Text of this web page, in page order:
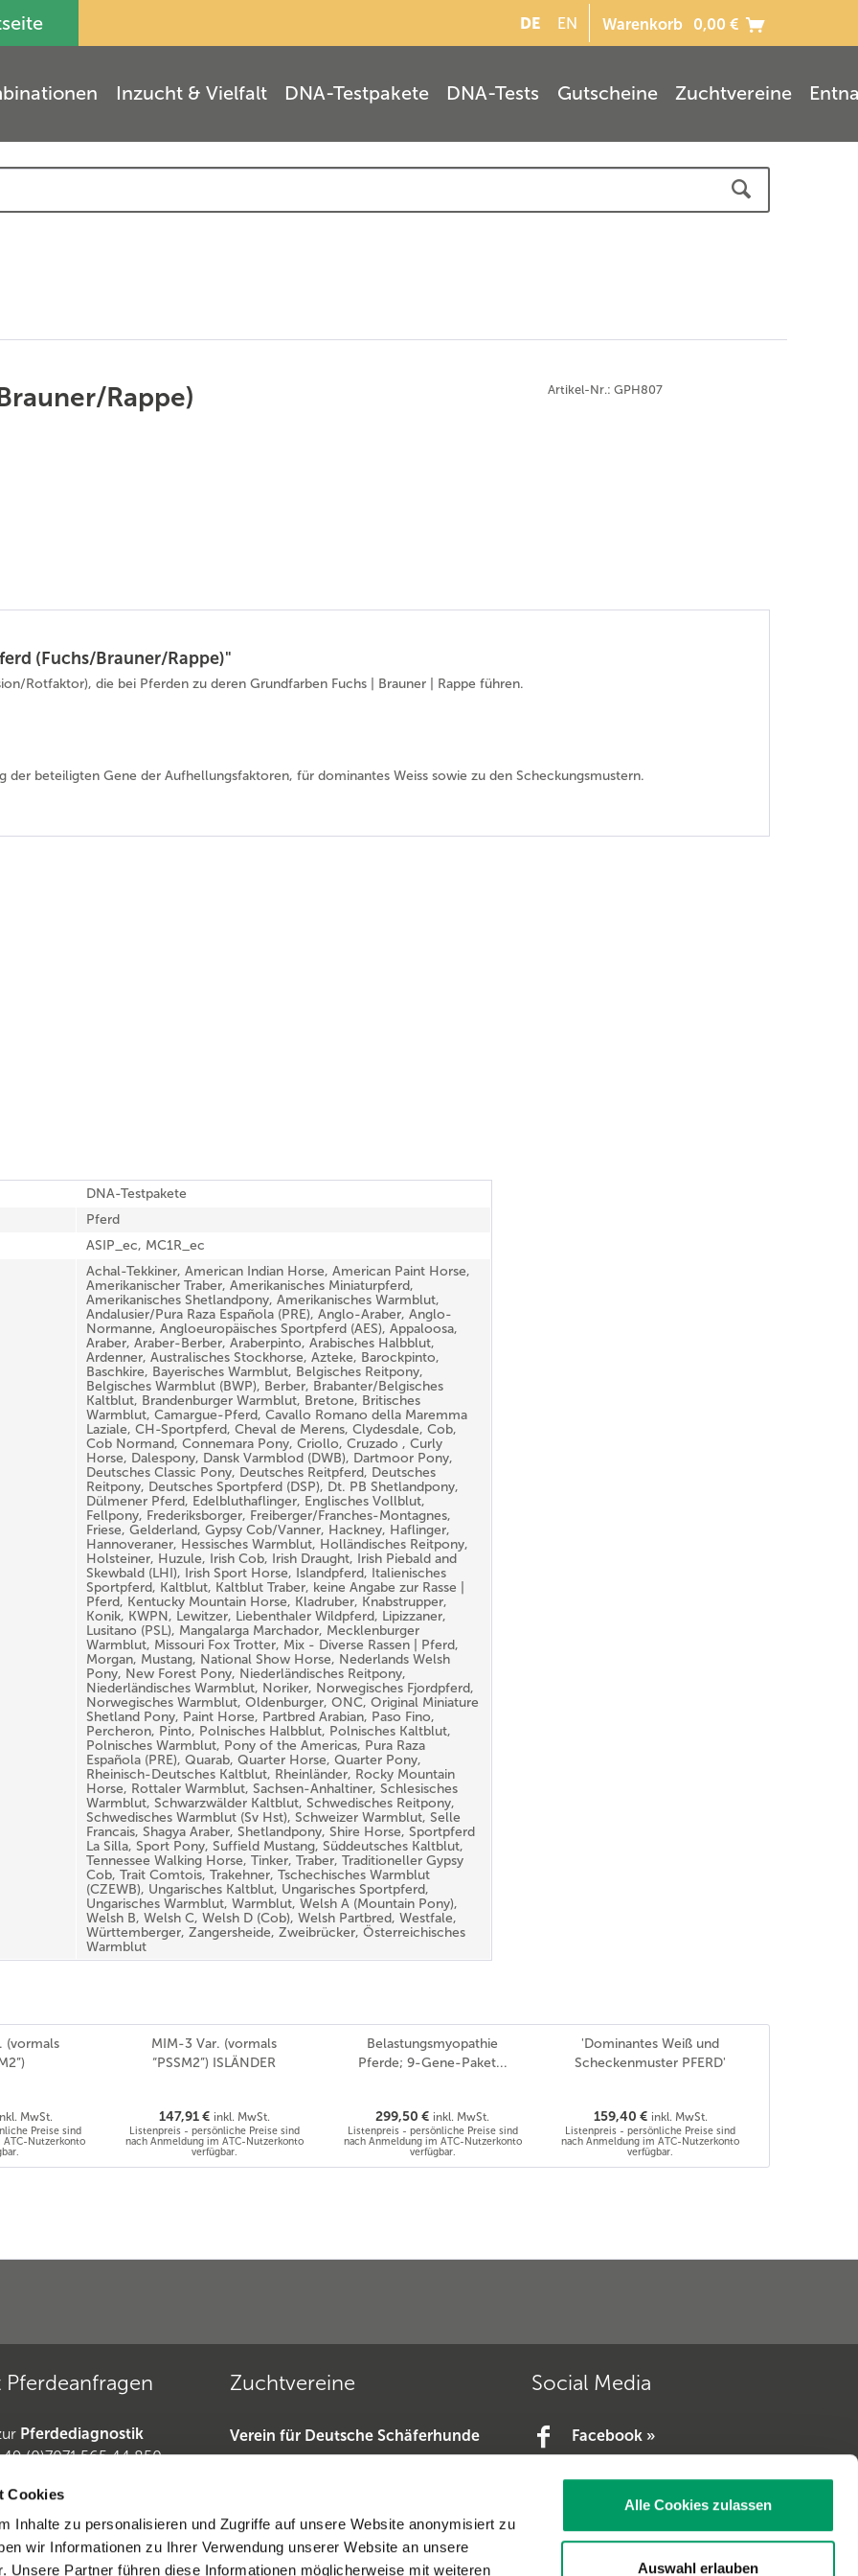
Cookies
Inhalte zu personalisieren und Zugriffe auf unsere Website anonymisiert zu
wir Informationen zu Ihrer Verwendung unserer Website an unsere
Unsere Partner führen diese Informationen möglicherweise mit weiteren
Alle Cookies zulassen
Auswahl erlauben
DE EN Warenkorb 0,00 €
Inzucht & Vielfalt DNA-Testpakete DNA-Tests Gutscheine Zuchtvereine
Rappe) Artikel-Nr.: GPH807
(Fuchs/Brauner/Rappe)"
Rotfaktor), die bei Pferden zu deren Grundfarben Fuchs | Brauner | Rappe führen.
der beteiligten Gene der Aufhellungsfaktoren, für dominantes Weiss sowie zu den Scheckungsmustern.
DNA-Testpakete
Pferd
ASIP_ec, MC1R_ec
Achal-Tekkiner, American Indian Horse, American Paint Horse,
Amerikanischer Traber, Amerikanisches Miniaturpferd,
Amerikanisches Shetlandpony, Amerikanisches Warmblut,
Andalusier/Pura Raza Española (PRE), Anglo-Araber, Anglo-
Normanne, Angloeuropäisches Sportpferd (AES), Appaloosa,
Araber, Araber-Berber, Araberpinto, Arabisches Halbblut,
Ardenner, Australisches Stockhorse, Azteke, Barockpinto,
Baschkire, Bayerisches Warmblut, Belgisches Reitpony,
Belgisches Warmblut (BWP), Berber, Brabanter/Belgisches
Kaltblut, Brandenburger Warmblut, Bretone, Britisches
Warmblut, Camargue-Pferd, Cavallo Romano della Maremma
Laziale, CH-Sportpferd, Cheval de Merens, Clydesdale, Cob,
Cob Normand, Connemara Pony, Criollo, Cruzado , Curly
Horse, Dalespony, Dansk Varmblod (DWB), Dartmoor Pony,
Deutsches Classic Pony, Deutsches Reitpferd, Deutsches
Reitpony, Deutsches Sportpferd (DSP), Dt. PB Shetlandpony,
Dülmener Pferd, Edelbluthaflinger, Englisches Vollblut,
Fellpony, Frederiksborger, Freiberger/Franches-Montagnes,
Friese, Gelderland, Gypsy Cob/Vanner, Hackney, Haflinger,
Hannoveraner, Hessisches Warmblut, Holländisches Reitpony,
Holsteiner, Huzule, Irish Cob, Irish Draught, Irish Piebald and
Skewbald (LHI), Irish Sport Horse, Islandpferd, Italienisches
Sportpferd, Kaltblut, Kaltblut Traber, keine Angabe zur Rasse |
Pferd, Kentucky Mountain Horse, Kladruber, Knabstrupper,
Konik, KWPN, Lewitzer, Liebenthaler Wildpferd, Lipizzaner,
Lusitano (PSL), Mangalarga Marchador, Mecklenburger
Warmblut, Missouri Fox Trotter, Mix - Diverse Rassen | Pferd,
Morgan, Mustang, National Show Horse, Nederlands Welsh
Pony, New Forest Pony, Niederländisches Reitpony,
Niederländisches Warmblut, Noriker, Norwegisches Fjordpferd,
Norwegisches Warmblut, Oldenburger, ONC, Original Miniature
Shetland Pony, Paint Horse, Partbred Arabian, Paso Fino,
Percheron, Pinto, Polnisches Halbblut, Polnisches Kaltblut,
Polnisches Warmblut, Pony of the Americas, Pura Raza
Española (PRE), Quarab, Quarter Horse, Quarter Pony,
Rheinisch-Deutsches Kaltblut, Rheinländer, Rocky Mountain
Horse, Rottaler Warmblut, Sachsen-Anhaltiner, Schlesisches
Warmblut, Schwarzwälder Kaltblut, Schwedisches Reitpony,
Schwedisches Warmblut (Sv Hst), Schweizer Warmblut, Selle
Francais, Shagya Araber, Shetlandpony, Shire Horse, Sportpferd
La Silla, Sport Pony, Suffield Mustang, Süddeutsches Kaltblut,
Tennessee Walking Horse, Tinker, Traber, Traditioneller Gypsy
Cob, Trait Comtois, Trakehner, Tschechisches Warmblut
(CZEWB), Ungarisches Kaltblut, Ungarisches Sportpferd,
Ungarisches Warmblut, Warmblut, Welsh A (Mountain Pony),
Welsh B, Welsh C, Welsh D (Cob), Welsh Partbred, Westfale,
Württemberger, Zangersheide, Zweibrücker, Österreichisches
Warmblut
(vormals
MwSt.
Preise sind
ATC-Nutzerkonto
MIM-3 Var. (vormals
“PSSM2”) ISLÄNDER
147,91 € inkl. MwSt.
Listenpreis - persönliche Preise sind
nach Anmeldung im ATC-Nutzerkonto
verfügbar.
Belastungsmyopathie
Pferde; 9-Gene-Paket...
299,50 € inkl. MwSt.
Listenpreis - persönliche Preise sind
nach Anmeldung im ATC-Nutzerkonto
verfügbar.
'Dominantes Weiß und
Scheckenmuster PFERD'
159,40 € inkl. MwSt.
Listenpreis - persönliche Preise sind
nach Anmeldung im ATC-Nutzerkonto
verfügbar.
Pferdeanfragen
Pferdediagnostik
(0)7071 565 44 850
Zuchtvereine
Verein für Deutsche Schäferhunde
Dobermannverein »
Social Media
Facebook »
YouTube »